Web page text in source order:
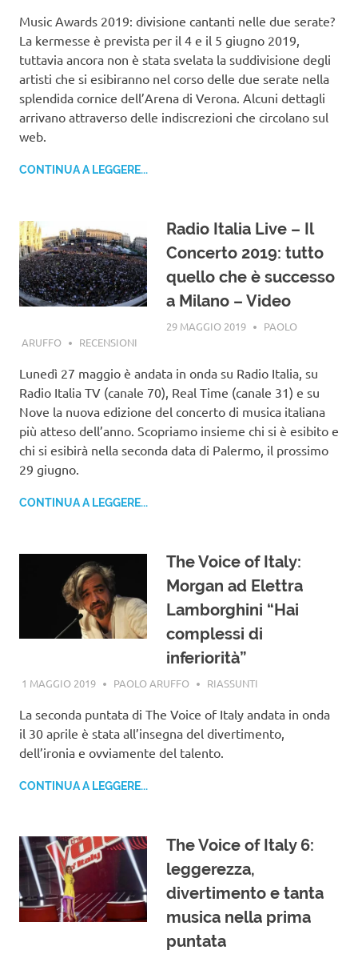
Music Awards 2019: divisione cantanti nelle due serate?
La kermesse è prevista per il 4 e il 5 giugno 2019,
tuttavia ancora non è stata svelata la suddivisione degli
artisti che si esibiranno nel corso delle due serate nella
splendida cornice dell’Arena di Verona. Alcuni dettagli
arrivano attraverso delle indiscrezioni che circolano sul
web.
CONTINUA A LEGGERE...
Radio Italia Live – Il
Concerto 2019: tutto
quello che è successo
a Milano – Video
29 MAGGIO 2019
PAOLO
ARUFFO
RECENSIONI
Lunedì 27 maggio è andata in onda su Radio Italia, su
Radio Italia TV (canale 70), Real Time (canale 31) e su
Nove la nuova edizione del concerto di musica italiana
più atteso dell’anno. Scopriamo insieme chi si è esibito e
chi si esibirà nella seconda data di Palermo, il prossimo
29 giugno.
CONTINUA A LEGGERE...
The Voice of Italy:
Morgan ad Elettra
Lamborghini “Hai
complessi di
inferiorità”
1 MAGGIO 2019 PAOLO ARUFFO RIASSUNTI
La seconda puntata di The Voice of Italy andata in onda
il 30 aprile è stata all’insegna del divertimento,
dell’ironia e ovviamente del talento.
CONTINUA A LEGGERE...
The Voice of Italy 6:
leggerezza,
divertimento e tanta
musica nella prima
puntata